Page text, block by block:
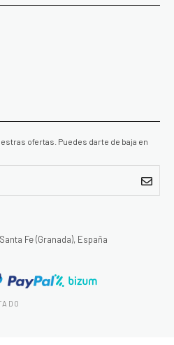
ofertas. Puedes darte de baja en
Fe (Granada), España